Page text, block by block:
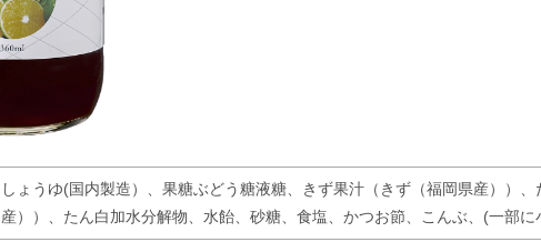
しょうゆ(国内製造）、果糖ぶどう糖液糖、きず果汁（きず（福岡県産））
産））、たん白加水分解物、水飴、砂糖、食塩、かつお節、こんぶ、(一部に